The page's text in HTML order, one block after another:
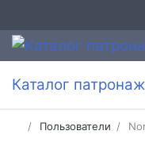
Каталог
Пользователи